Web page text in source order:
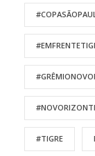
#TIGRE